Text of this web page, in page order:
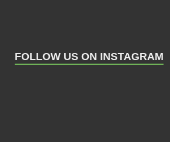
FOLLOW US ON INSTAGRAM